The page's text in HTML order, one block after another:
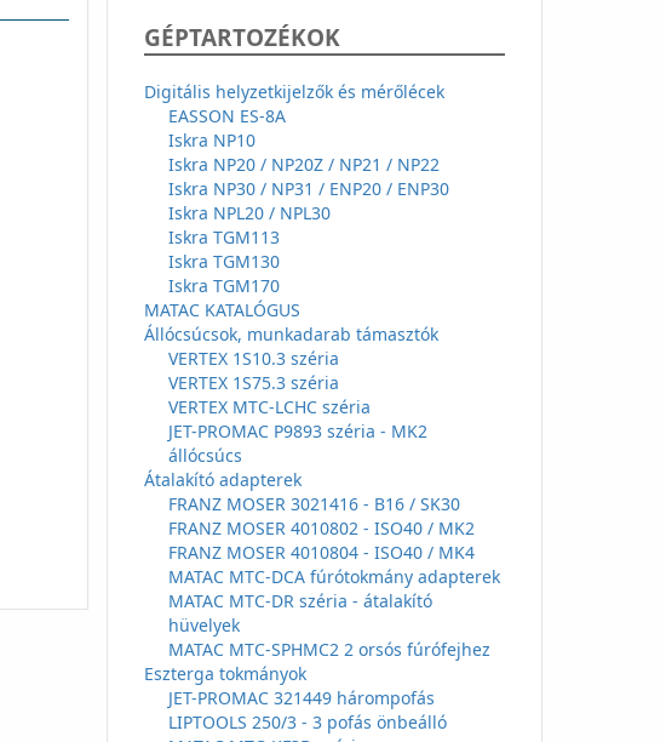
GÉPTARTOZÉKOK
Digitális helyzetkijelzők és mérőlécek
EASSON ES-8A
Iskra NP10
Iskra NP20 / NP20Z / NP21 / NP22
Iskra NP30 / NP31 / ENP20 / ENP30
Iskra NPL20 / NPL30
Iskra TGM113
Iskra TGM130
Iskra TGM170
MATAC KATALÓGUS
Állócsúcsok, munkadarab támasztók
VERTEX 1S10.3 széria
VERTEX 1S75.3 széria
VERTEX MTC-LCHC széria
JET-PROMAC P9893 széria - MK2
állócsúcs
Átalakító adapterek
FRANZ MOSER 3021416 - B16 / SK30
FRANZ MOSER 4010802 - ISO40 / MK2
FRANZ MOSER 4010804 - ISO40 / MK4
MATAC MTC-DCA fúrótokmány adapterek
MATAC MTC-DR széria - átalakító
hüvelyek
MATAC MTC-SPHMC2 2 orsós fúrófejhez
Eszterga tokmányok
JET-PROMAC 321449 hárompofás
LIPTOOLS 250/3 - 3 pofás önbeálló